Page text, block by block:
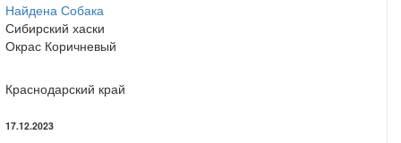
Найдена Собака
Сибирский хаски
Окрас Коричневый
Краснодарский край
17.12.2023